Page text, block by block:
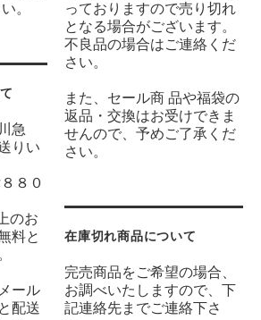
。
急
りい
８０
のお
料と
ール
配送
っておりますので売り切れ
となる場合がございます。
不良品の場合はご連絡くだ
さい。
また、セール商 品や福袋の
返品・交換はお受けできま
せんので、予めご了承くだ
さい。
在庫切れ商品について
完売商品をご希望の場合、
お調べいたしますので、下
記連絡先までご連絡下さ